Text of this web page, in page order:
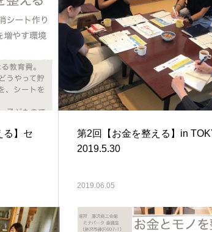
る】セ
第2回【お金を整える】in
2019.5.30
2019.06.05